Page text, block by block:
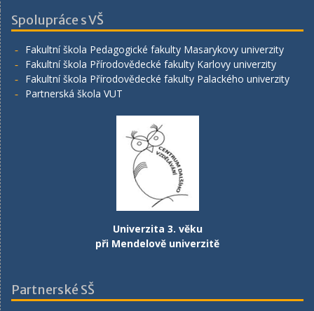
Spolupráce s VŠ
Fakultní škola Pedagogické fakulty Masarykovy univerzity
Fakultní škola Přírodovědecké fakulty Karlovy univerzity
Fakultní škola Přírodovědecké fakulty Palackého univerzity
Partnerská škola VUT
Univerzita 3. věku
při Mendelově univerzitě
Partnerské SŠ